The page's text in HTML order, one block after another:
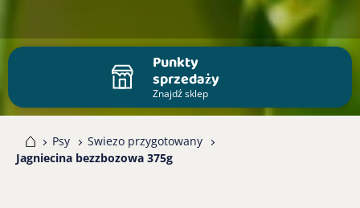
Punkty
sprzedaży
Znajdź sklep
Psy
Swiezo przygotowany
Jagniecina bezzbozowa 375g